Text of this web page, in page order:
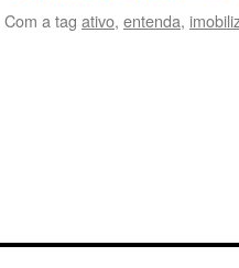
Com a tag ativo, entenda,